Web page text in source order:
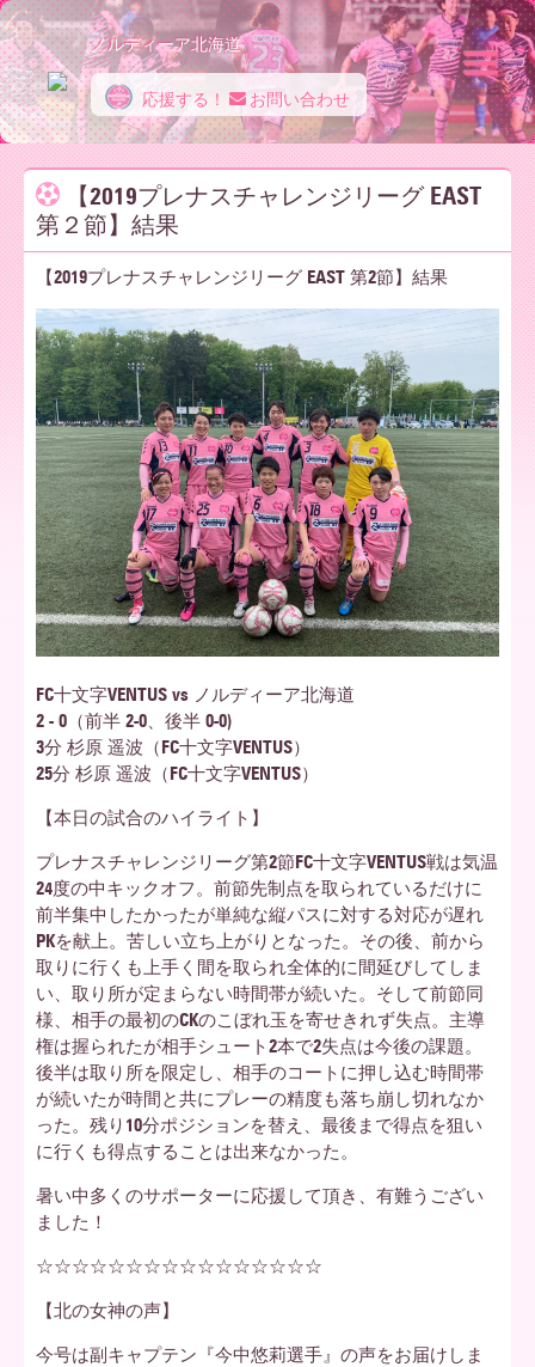
ノ
ル
デ
ィ
ー
ア
北
海
道
ノルディーア北海道
応援する！ お問い合わせ
【2019プレナスチャレンジリーグ EAST
第２節】結果
【2019プレナスチャレンジリーグ EAST 第2節】結果
FC十文字VENTUS vs ノルディーア北海道
2 - 0（前半 2-0、後半 0-0)
3分 杉原 遥波（FC十文字VENTUS）
25分 杉原 遥波（FC十文字VENTUS）
【本日の試合のハイライト】
プレナスチャレンジリーグ第2節FC十文字VENTUS戦は気温
24度の中キックオフ。前節先制点を取られているだけに
前半集中したかったが単純な縦パスに対する対応が遅れ
PKを献上。苦しい立ち上がりとなった。その後、前から
取りに行くも上手く間を取られ全体的に間延びしてしま
い、取り所が定まらない時間帯が続いた。そして前節同
様、相手の最初のCKのこぼれ玉を寄せきれず失点。主導
権は握られたが相手シュート2本で2失点は今後の課題。
後半は取り所を限定し、相手のコートに押し込む時間帯
が続いたが時間と共にプレーの精度も落ち崩し切れなか
った。残り10分ポジションを替え、最後まで得点を狙い
に行くも得点することは出来なかった。
暑い中多くのサポーターに応援して頂き、有難うござい
ました！
☆☆☆☆☆☆☆☆☆☆☆☆☆☆☆☆
【北の女神の声】
今号は副キャプテン『今中悠莉選手』の声をお届けしま